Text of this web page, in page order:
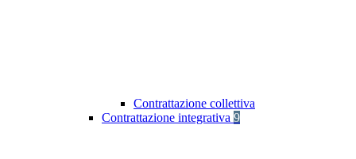
Contrattazione collettiva
Contrattazione integrativa 9